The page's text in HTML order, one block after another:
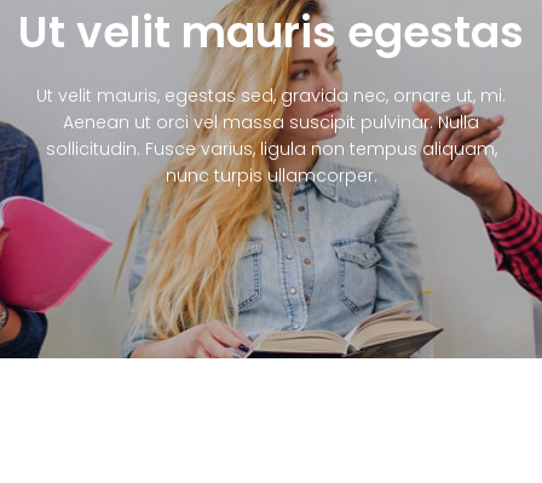
Ut velit mauris egestas
Ut velit mauris, egestas sed, gravida nec, ornare ut, mi.
Aenean ut orci vel massa suscipit pulvinar. Nulla
sollicitudin. Fusce varius, ligula non tempus aliquam,
nunc turpis ullamcorper.